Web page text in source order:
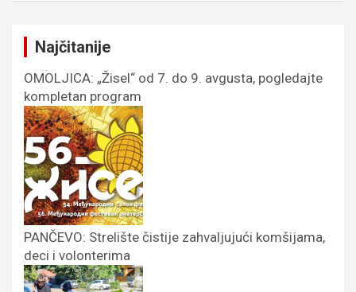
Najčitanije
OMOLJICA: „Žisel“ od 7. do 9. avgusta, pogledajte
kompletan program
PANČEVO: Strelište čistije zahvaljujući komšijama,
deci i volonterima